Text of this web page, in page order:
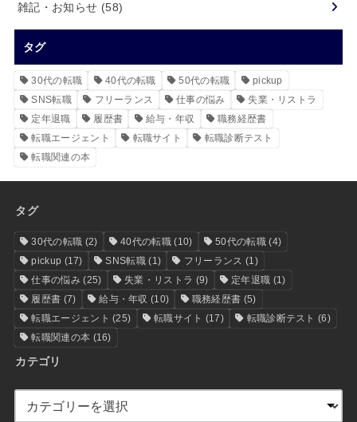
雑記・お知らせ (58)
タグ
30代の転職 40代の転職 50代の転職
pickup
SNS転職
フリーランス 仕事の悩み
失業・リストラ
定年退職
履歴書 給与・年収
職務経歴書
転職エージェント
転職サイト
転職診断テスト
転職関連の本
タグ
30代の転職 (2) 40代の転職 (10) 50代の転職 (4)
pickup (17) SNS転職 (1) フリーランス (1)
仕事の悩み(25) 失業・リストラ (9) 定年退職 (1)
履歴書 (7) 給与・年収 (10) 職務経歴書 (5)
転職エージェント (25) 転職サイト (17) 転職診断テスト (6)
転職関連の本 (16)
カテゴリ